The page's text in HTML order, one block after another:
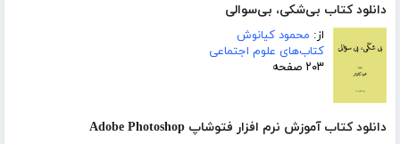
دانلود کتاب بی‌شکی، بی‌سوالی
از: محمود کیانوش
کتاب‌های علوم اجتماعی
۲۰۳ صفحه
دانلود کتاب آموزش نرم افزار فتوشاپ Adobe Photoshop